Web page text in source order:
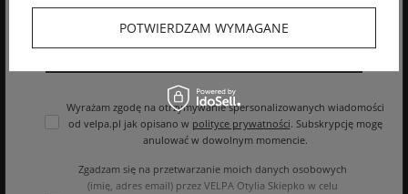
Wyrażam zgodę na otrzymywanie spersonalizowanych wiadomości
od velpa.pl jak opisano w polityce prywatności. Subskrypcję mogę
anulować w dowolnym momencie.
Zgadzam się na przetwarzanie moich danych osobowych
(imię, adres email) przez VELPA Otylia Skiepko w celu
POTWIERDZAM WYMAGANE